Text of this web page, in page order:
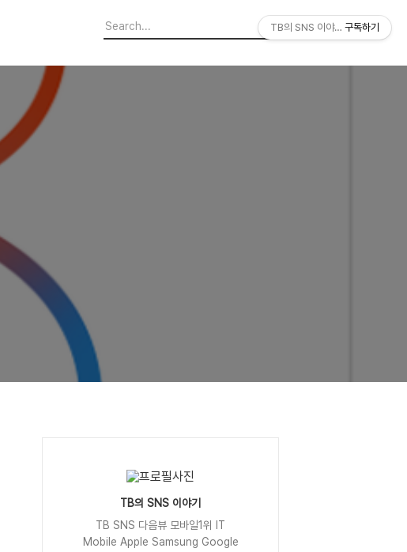
TB의 SNS 이야기
TB SNS 다음뷰 모바일1위 IT
Mobile Apple Samsung Google
TB의 SNS 이야기 구독하기